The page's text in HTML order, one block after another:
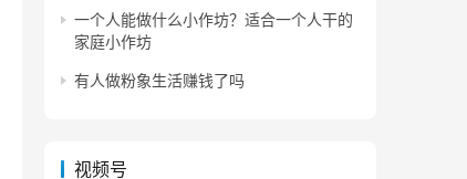
一个人能做什么小作坊？适合一个人干的
家庭小作坊
有人做粉象生活赚钱了吗
视频号